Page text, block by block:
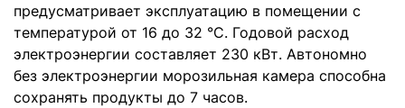
предусматривает эксплуатацию в помещении с
температурой от 16 до 32 °С. Годовой расход
электроэнергии составляет 230 кВт. Автономно
без электроэнергии морозильная камера способна
сохранять продукты до 7 часов.